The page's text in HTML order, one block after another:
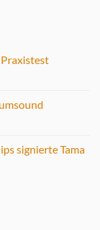
signierte Tama